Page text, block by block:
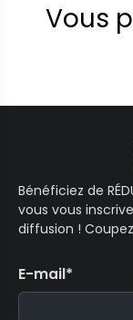
Vous
Bénéficiez de
vous vous
diffusion !
E-mail*